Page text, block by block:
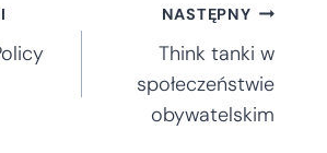
NASTĘPNY
Think tanki w
społeczeństwie
obywatelskim